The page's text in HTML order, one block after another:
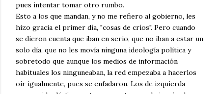
pues intentar tomar otro rumbo.
Esto a los que mandan, y no me refiero al gobierno, les
hizo gracia el primer día, "cosas de críos". Pero cuando
se dieron cuenta que iban en serio, que no iban a estar un
solo día, que no les movía ninguna ideología política y
sobretodo que aunque los medios de información
habituales los ninguneaban, la red empezaba a hacerlos
oír igualmente, pues se enfadaron. Los de izquierda